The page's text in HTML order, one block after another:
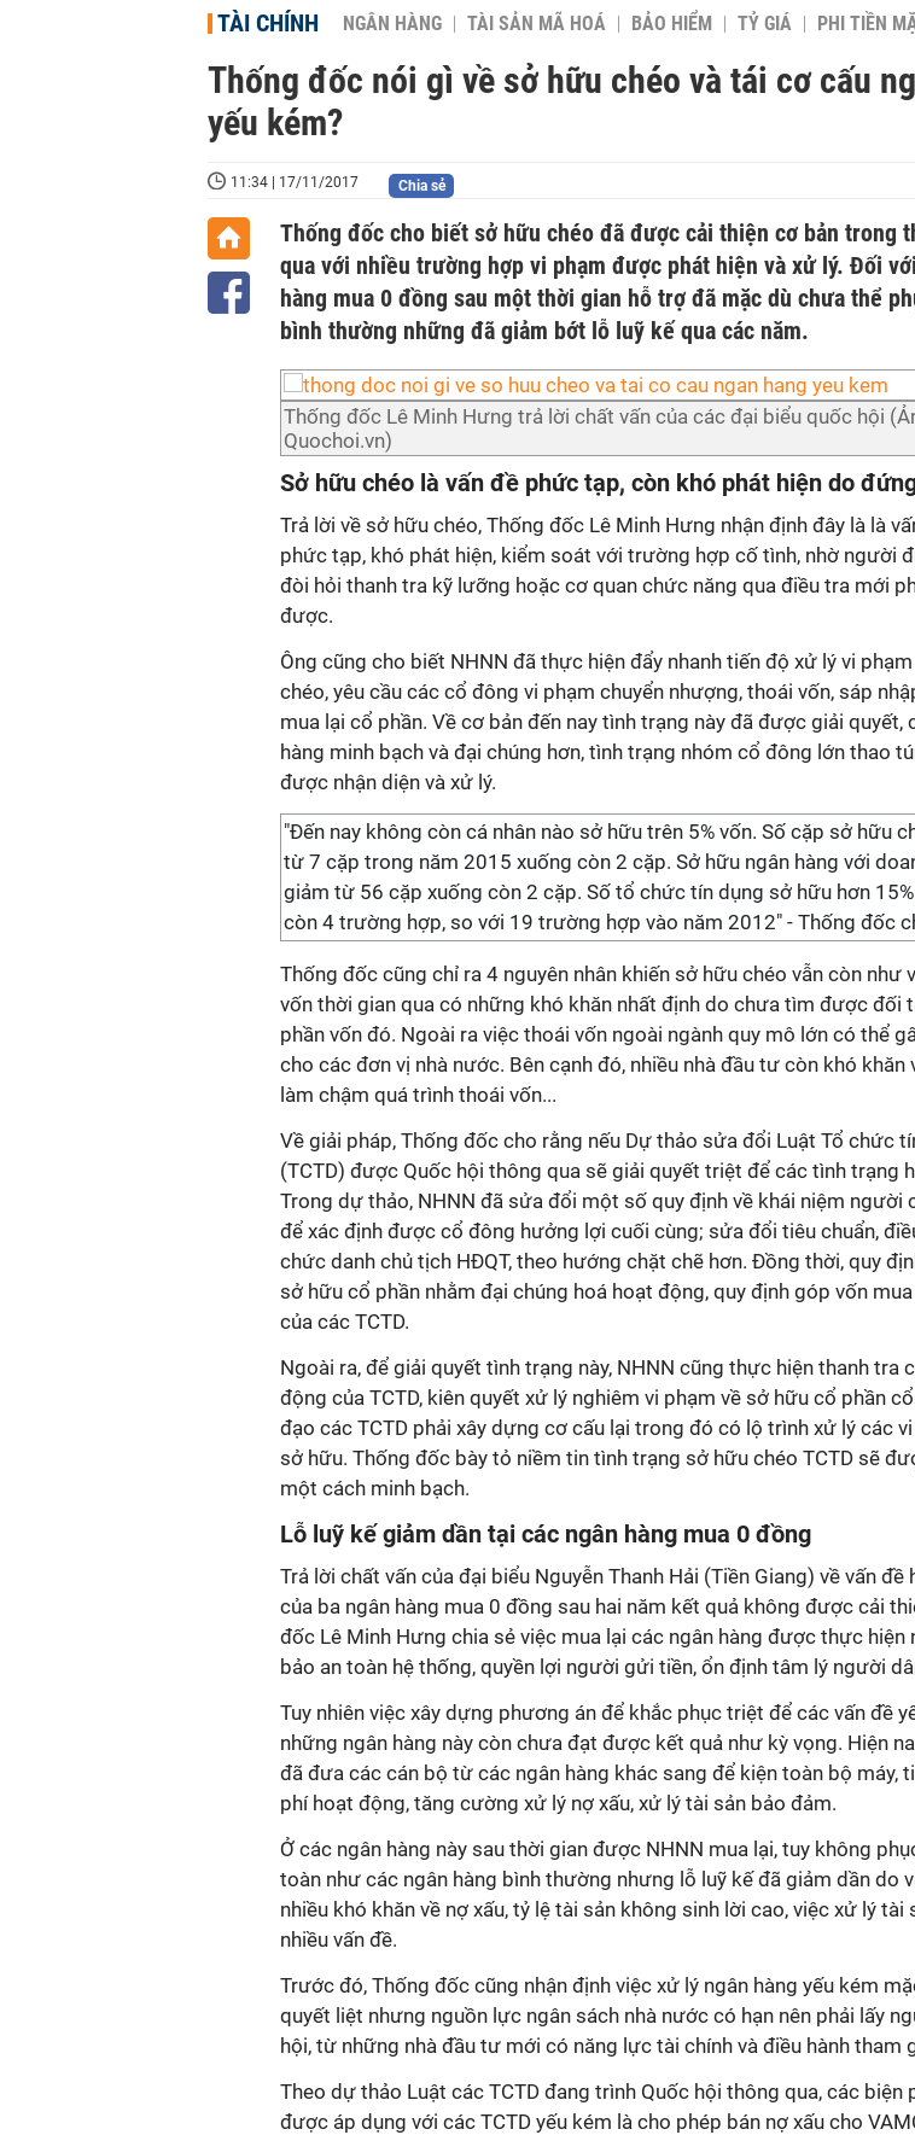
TÀI CHÍNH NGÂN HÀNG TÀI SẢN MÃ HOÁ BẢO HIỂM TỶ GIÁ PHI TIỀN
Thống đốc nói gì về sở hữu chéo và tái cơ cấu
yếu kém?
11:34 | 17/11/2017 Chia sẻ
Thống đốc cho biết sở hữu chéo đã được cải thiện cơ bản trong
qua với nhiều trường hợp vi phạm được phát hiện và xử lý. Đối
hàng mua 0 đồng sau một thời gian hỗ trợ đã mặc dù chưa thể
bình thường những đã giảm bớt lỗ luỹ kế qua các năm.
Thống đốc Lê Minh Hưng trả lời chất vấn của các đại biểu quốc hội
Quochoi.vn)
Sở hữu chéo là vấn đề phức tạp, còn khó phát hiện do
Trả lời về sở hữu chéo, Thống đốc Lê Minh Hưng nhận định đây là là
phức tạp, khó phát hiện, kiểm soát với trường hợp cố tình, nhờ người
đòi hỏi thanh tra kỹ lưỡng hoặc cơ quan chức năng qua điều tra mới
được.
Ông cũng cho biết NHNN đã thực hiện đẩy nhanh tiến độ xử lý vi
chéo, yêu cầu các cổ đông vi phạm chuyển nhượng, thoái vốn, sáp
mua lại cổ phần. Về cơ bản đến nay tình trạng này đã được giải quyết,
hàng minh bạch và đại chúng hơn, tình trạng nhóm cổ đông lớn thao
được nhận diện và xử lý.
"Đến nay không còn cá nhân nào sở hữu trên 5% vốn. Số cặp sở hữu
từ 7 cặp trong năm 2015 xuống còn 2 cặp. Sở hữu ngân hàng với
giảm từ 56 cặp xuống còn 2 cặp. Số tổ chức tín dụng sở hữu hơn
còn 4 trường hợp, so với 19 trường hợp vào năm 2012" - Thống đốc
Thống đốc cũng chỉ ra 4 nguyên nhân khiến sở hữu chéo vẫn còn như
vốn thời gian qua có những khó khăn nhất định do chưa tìm được đối
phần vốn đó. Ngoài ra việc thoái vốn ngoài ngành quy mô lớn có thể
cho các đơn vị nhà nước. Bên cạnh đó, nhiều nhà đầu tư còn khó khăn
làm chậm quá trình thoái vốn...
Về giải pháp, Thống đốc cho rằng nếu Dự thảo sửa đổi Luật Tổ chức
(TCTD) được Quốc hội thông qua sẽ giải quyết triệt để các tình trạng
Trong dự thảo, NHNN đã sửa đổi một số quy định về khái niệm người
để xác định được cổ đông hưởng lợi cuối cùng; sửa đổi tiêu chuẩn,
chức danh chủ tịch HĐQT, theo hướng chặt chẽ hơn. Đồng thời, quy
sở hữu cổ phần nhằm đại chúng hoá hoạt động, quy định góp vốn
của các TCTD.
Ngoài ra, để giải quyết tình trạng này, NHNN cũng thực hiện thanh tra
động của TCTD, kiên quyết xử lý nghiêm vi phạm về sở hữu cổ phần
đạo các TCTD phải xây dựng cơ cấu lại trong đó có lộ trình xử lý các
sở hữu. Thống đốc bày tỏ niềm tin tình trạng sở hữu chéo TCTD sẽ
một cách minh bạch.
Lỗ luỹ kế giảm dần tại các ngân hàng mua 0 đồng
Trả lời chất vấn của đại biểu Nguyễn Thanh Hải (Tiền Giang) về vấn đề
của ba ngân hàng mua 0 đồng sau hai năm kết quả không được cải
đốc Lê Minh Hưng chia sẻ việc mua lại các ngân hàng được thực hiện
bảo an toàn hệ thống, quyền lợi người gửi tiền, ổn định tâm lý người
Tuy nhiên việc xây dựng phương án để khắc phục triệt để các vấn đề
những ngân hàng này còn chưa đạt được kết quả như kỳ vọng. Hiện
đã đưa các cán bộ từ các ngân hàng khác sang để kiện toàn bộ máy,
phí hoạt động, tăng cường xử lý nợ xấu, xử lý tài sản bảo đảm.
Ở các ngân hàng này sau thời gian được NHNN mua lại, tuy không
toàn như các ngân hàng bình thường nhưng lỗ luỹ kế đã giảm dần do
nhiều khó khăn về nợ xấu, tỷ lệ tài sản không sinh lời cao, việc xử lý tài
nhiều vấn đề.
Trước đó, Thống đốc cũng nhận định việc xử lý ngân hàng yếu kém
quyết liệt nhưng nguồn lực ngân sách nhà nước có hạn nên phải lấy
hội, từ những nhà đầu tư mới có năng lực tài chính và điều hành tham
Theo dự thảo Luật các TCTD đang trình Quốc hội thông qua, các biện
được áp dụng với các TCTD yếu kém là cho phép bán nợ xấu cho